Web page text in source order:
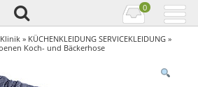
0
» KÜCHENKLEIDUNG SERVICEKLEIDUNG »
Koch- und Bäckerhose